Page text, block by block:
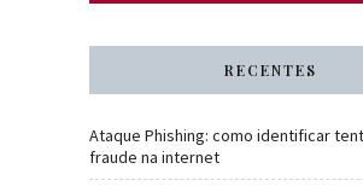
RECENTES
Ataque Phishing: como identificar
fraude na internet